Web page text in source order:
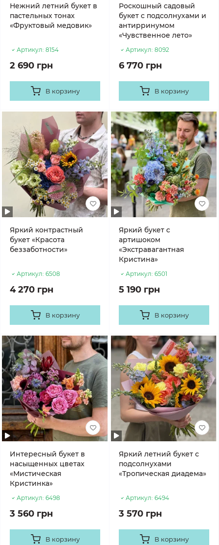
Нежний летний букет в
пастельных тонах
«Фруктовый медовик»
Артикул: 8154
2 690 грн
В корзину
Роскошный садовый
букет с подсолнухами и
антирринумом
«Чувственное лето»
Артикул: 8092
6 770 грн
В корзину
Яркий контрастный
букет «Красота
беззаботности»
Артикул: 6508
4 270 грн
В корзину
Яркий букет с
артишоком
«Экстравагантная
Кристина»
Артикул: 6501
5 190 грн
В корзину
Интересный букет в
насыщенных цветах
«Мистическая
Кристинка»
Артикул: 6498
3 560 грн
В корзину
Яркий летний букет с
подсолнухами
«Тропическая диадема»
Артикул: 6494
3 570 грн
В корзину